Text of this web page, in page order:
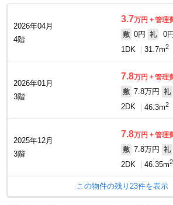
2026年04月
4階
3.7万円
管理
敷 0円 礼
0円
1DK
31.7m2
2026年01月
3階
7.8万円
管理
敷 7.8万円 礼
2DK
46.3m2
2025年12月
3階
7.8万円
管理
敷 7.8万円 礼
2DK
46.35m2
この物件の残り 23件を表示